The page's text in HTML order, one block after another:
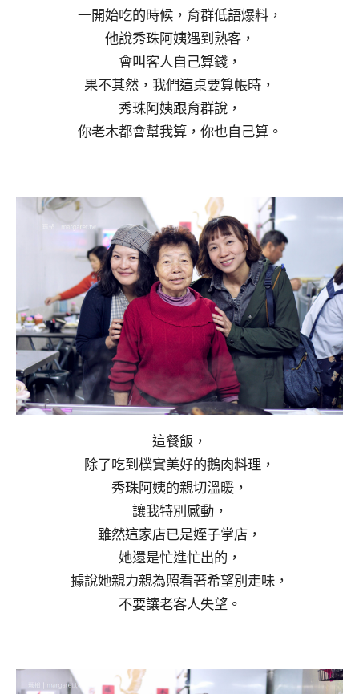
一開始吃的時候，育群低語爆料，
他說秀珠阿姨遇到熟客，
會叫客人自己算錢，
果不其然，我們這桌要算帳時，
秀珠阿姨跟育群說，
你老木都會幫我算，你也自己算。
這餐飯，
除了吃到樸實美好的鵝肉料理，
秀珠阿姨的親切溫暖，
讓我特別感動，
雖然這家店已是姪子掌店，
她還是忙進忙出的，
據說她親力親為照看著希望別走味，
不要讓老客人失望。